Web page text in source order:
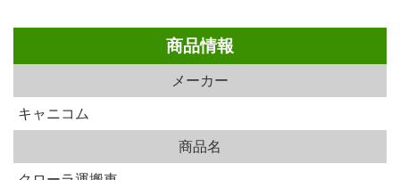
商品情報
メーカー
キャニコム
商品名